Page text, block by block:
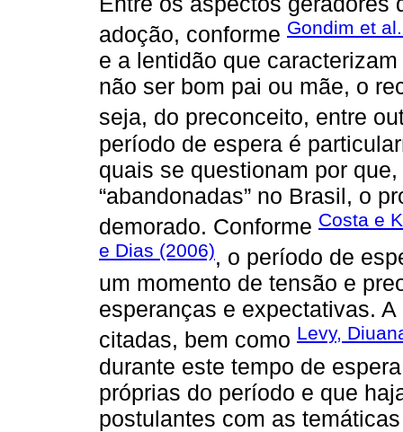
adoção, conforme Gondim et
e a lentidão que
não ser bom pai ou mãe, o
seja, do preconceito, entre
período de espera é
quais se questionam por
“abandonadas” no Brasil, o
demorado. Conforme Costa e
e Dias (2006), o período de
um momento de tensão e
esperanças e expectativas.
citadas, bem como Levy,
durante este tempo de
próprias do período e que
postulantes com as